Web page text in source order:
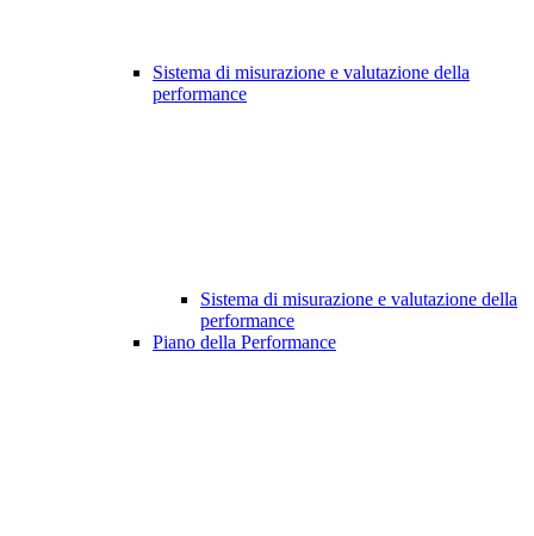
Sistema di misurazione e valutazione della
performance
Sistema di misurazione e valutazione della
performance
Piano della Performance